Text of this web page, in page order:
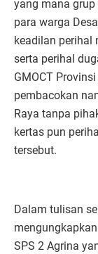
yang mana
para warga
keadilan perihal
serta perihal
GMOCT
pembacokan
Raya tanpa
kertas pun
tersebut.
Dalam tulisan
SPS 2 Agrina